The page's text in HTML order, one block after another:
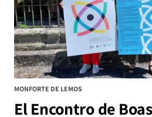
MONFORTE DE LEMOS
El Encontro de